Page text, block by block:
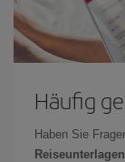
Häufig
Haben Sie
Reiseunterlagen